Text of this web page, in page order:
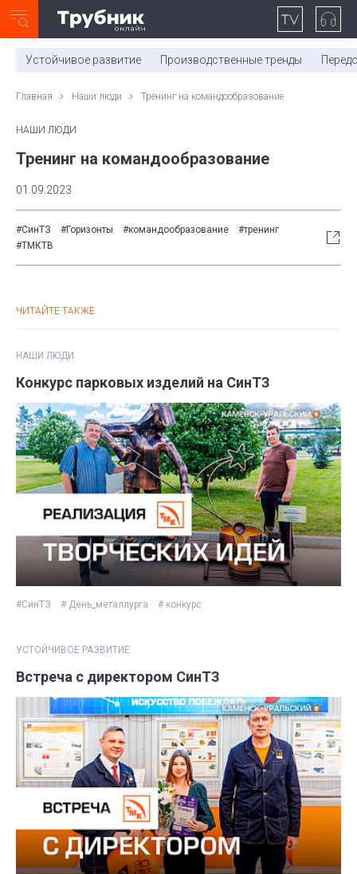
0:00/ 11:03
Устойчивое развитие Производственные тренды
Главная Наши люди Тренинг на командообразование
НАШИ ЛЮДИ
Тренинг на командообразование
01.09.2023
#СинТЗ #Горизонты #командообразование
#тренинг
#ТМКТВ
ЧИТАЙТЕ ТАКЖЕ
НАШИ ЛЮДИ
Конкурс парковых изделий на СинТЗ
#СинТЗ # День_металлурга # конкурс
УСТОЙЧИВОЕ РАЗВИТИЕ
Встреча с директором СинТЗ